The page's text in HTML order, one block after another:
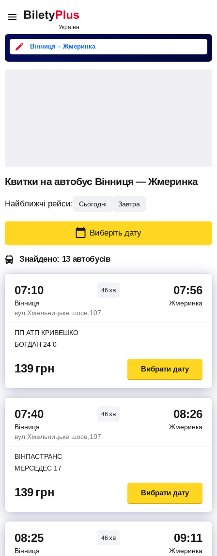
Вінниця – Жмеринка
Квитки на автобус Вінниця — Жмеринка
Найближчі рейси: Сьогодні Завтра
Виберіть дату
Знайдено: 13 автобусів
07:10 46хв 07:56
Вінниця
Жмеринка
вул.Хмельницьке шосе,107
ПП АТП КРИВЕШКО
БОГДАН 24 0
139грн Вибрати дату
07:40 46хв 08:26
Вінниця
Жмеринка
вул.Хмельницьке шосе,107
ВІНПАСТРАНС
МЕРСЕДЕС 17
139грн Вибрати дату
08:25 46хв 09:11
Вінниця
Жмеринка